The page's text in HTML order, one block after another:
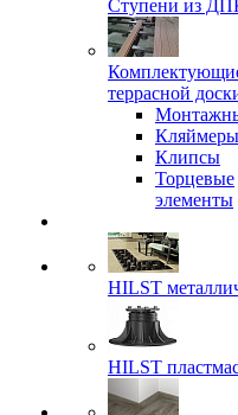
Ступени из
террасной
Кляймеры
Клипсы
Торцевые
элементы
HILST
HILST